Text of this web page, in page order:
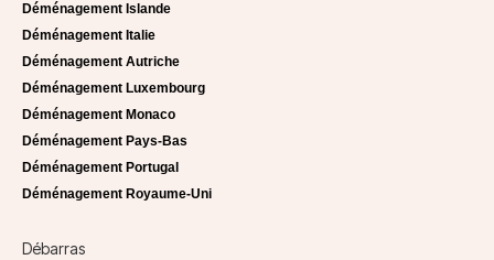
Déménagement Islande
Déménagement Italie
Déménagement Autriche
Déménagement Luxembourg
Déménagement Monaco
Déménagement Pays-Bas
Déménagement Portugal
Déménagement Royaume-Uni
Débarras